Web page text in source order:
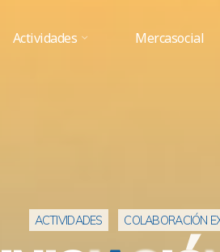
Actividades Mercasocial
ACTIVIDADES COLABORACIÓN